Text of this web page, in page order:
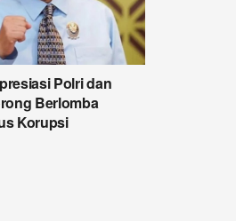
Polri dan
Berlomba
Korupsi